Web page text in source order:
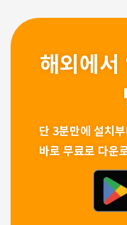
해외에
단 3분만에 설치
바로 무료로 다운